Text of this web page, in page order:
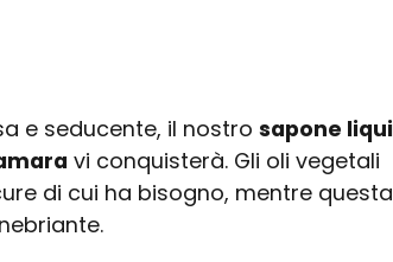
e seducente, il nostro sapone
vi conquisterà. Gli oli vegetali
di cui ha bisogno, mentre questa